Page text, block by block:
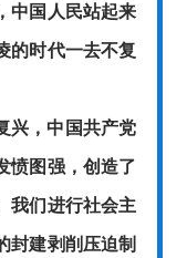
中国人民站起来
的时代一去不复
，中国共产党
愤图强，创造了
我们进行社会主
封建剥削压迫制